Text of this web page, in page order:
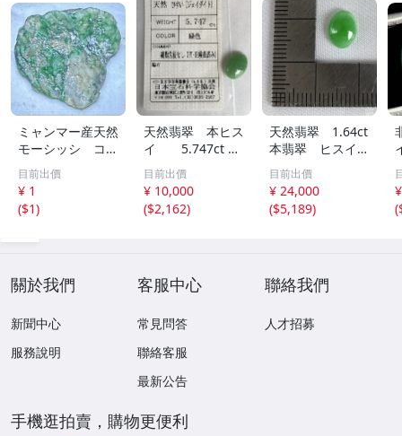
ミャンマー産天然
モーシッシ コス
モクロア 翡翠輝
石 原石20.16g^
^激レア石^ ^
目前出價
¥ 1
($1)
天然翡翠 本ヒス
イ 5.747ct 日
宝協ソーティン
グ ルース
天然ひすい
目前出價
¥ 10,000
($2,162)
天然翡翠 1.64ct
本翡翠 ヒスイ
ジェイダイト ル
ース
目前出價
¥ 24,000
($5,189)
(
關於我們
新聞中心
服務說明
客服中心
常見問答
聯絡客服
最新公告
聯絡我們
人才招募
手機逛拍賣，購物更便利